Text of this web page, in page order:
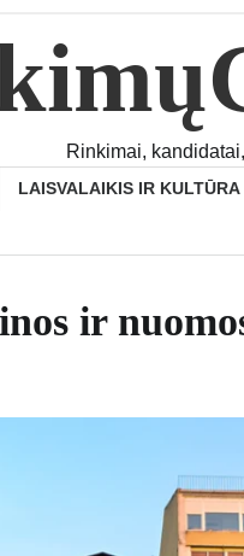
Rinkimai,
LAISVALAIKIS IR KULTŪRA
ir